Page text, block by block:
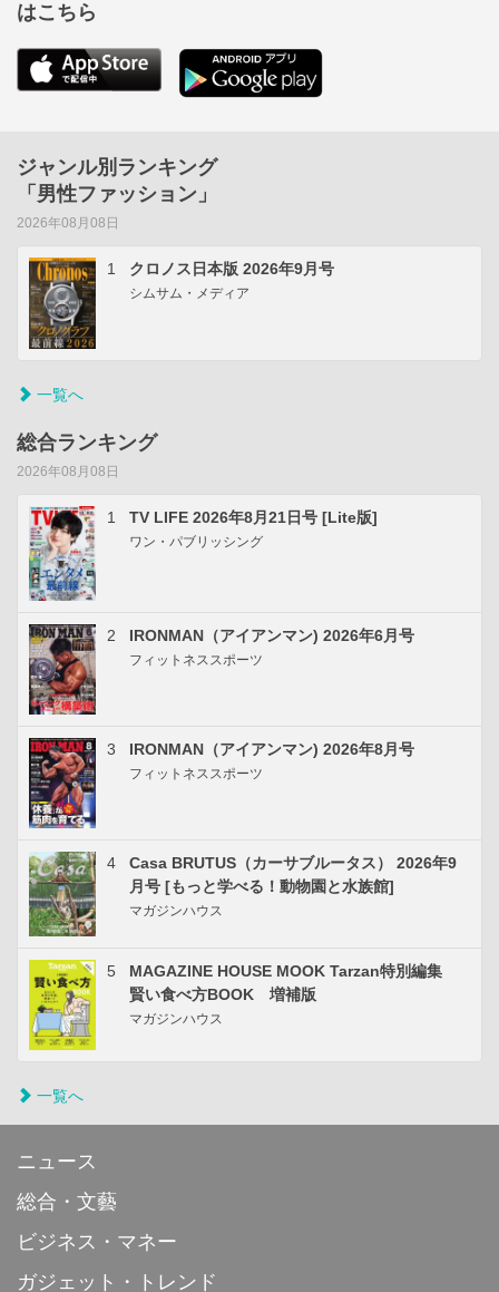
はこちら
ジャンル別ランキング
「男性ファッション」
2026年08月08日
1 クロノス日本版 2026年9月号
シムサム・メディア
一覧へ
総合ランキング
2026年08月08日
1 TV LIFE 2026年8月21日号 [Lite版]
ワン・パブリッシング
2 IRONMAN（アイアンマン) 2026年6月号
フィットネススポーツ
3 IRONMAN（アイアンマン) 2026年8月号
フィットネススポーツ
4
Casa BRUTUS（カーサブルータス） 2026年9
月号 [もっと学べる！動物園と水族館]
マガジンハウス
5
MAGAZINE HOUSE MOOK Tarzan特別編集
賢い食べ方BOOK 増補版
マガジンハウス
一覧へ
ニュース
総合・文藝
ビジネス・マネー
ガジェット・トレンド